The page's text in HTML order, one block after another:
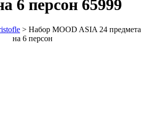
6 персон 65999
> Набор MOOD ASIA 24 предмета
на 6 персон